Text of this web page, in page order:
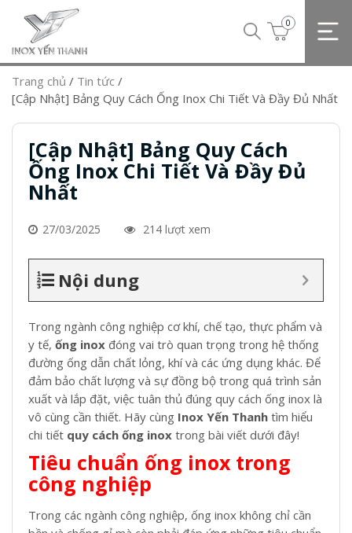
0
Trang chủ / Tin tức /
[Cập Nhật] Bảng Quy Cách Ống Inox Chi Tiết Và Đầy Đủ Nhất
[Cập Nhật] Bảng Quy Cách
Ống Inox Chi Tiết Và Đầy Đủ
Nhất
27/03/2025 214 lượt xem
Nội dung
Trong ngành công nghiệp cơ khí, chế tạo, thực phẩm và
y tế, ống inox đóng vai trò quan trọng trong hệ thống
đường ống dẫn chất lỏng, khí và các ứng dụng khác. Để
đảm bảo chất lượng và sự đồng bộ trong quá trình sản
xuất và lắp đặt, việc tuân thủ đúng quy cách ống inox là
vô cùng cần thiết. Hãy cùng Inox Yến Thanh tìm hiểu
chi tiết quy cách ống inox trong bài viết dưới đây!
Tiêu chuẩn ống inox trong
công nghiệp
Trong các ngành công nghiệp, ống inox không chỉ cần